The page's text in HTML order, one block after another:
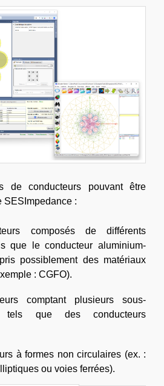
de conducteurs pouvant être
SESImpedance :
composés de différents
que le conducteur aluminium-
possiblement des matériaux
: CGFO).
comptant plusieurs sous-
tels que des conducteurs
à formes non circulaires (ex. :
ou voies ferrées).